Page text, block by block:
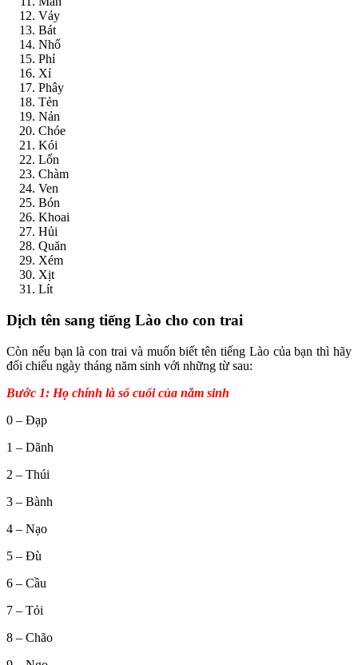
Vảy
Bát
Nhổ
Phỉ
Xỉ
Phây
Tẻn
Nản
Chóe
Kói
Lốn
Chàm
Ven
Bón
Khoai
Hủi
Quăn
Xém
Xịt
Lít
Dịch tên sang tiếng Lào cho con trai
Còn nếu bạn là con trai và muốn biết tên tiếng Lào của bạn thì hãy
đối chiếu ngày tháng năm sinh với những từ sau:
Bước 1: Họ chính là số cuối của năm sinh
0 – Đạp
1 – Dãnh
2 – Thúi
3 – Bành
4 – Nạo
5 – Đù
6 – Cầu
7 – Tỏi
8 – Chão